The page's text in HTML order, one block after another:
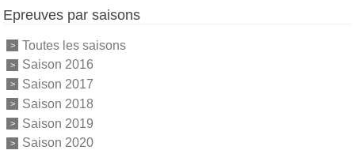
Epreuves par saisons
Toutes les saisons
Saison 2016
Saison 2017
Saison 2018
Saison 2019
Saison 2020